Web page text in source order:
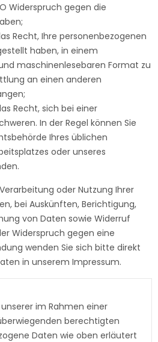
Widerspruch gegen die
Recht, Ihre personenbezogenen
haben, in einem
maschinenlesebaren Format zu
an einen anderen
Recht, sich bei einer
In der Regel können Sie
Ihres üblichen
oder unseres
oder Nutzung Ihrer
bei Auskünften, Berichtigung,
von Daten sowie Widerruf
Widerspruch gegen eine
wenden Sie sich bitte direkt
in unserem Impressum.
im Rahmen einer
berechtigten
Daten wie oben erläutert